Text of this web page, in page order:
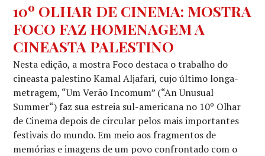
NOTÍCIAS ,
NOTÍCIAS
DE
FILMES
10º OLHAR DE CINEMA: MOSTRA
FOCO FAZ HOMENAGEM A
CINEASTA PALESTINO
Nesta edição, a mostra Foco destaca o trabalho do
cineasta palestino Kamal Aljafari, cujo último longa-
metragem, “Um Verão Incomum” (“An Unusual
Summer“) faz sua estreia sul-americana no 10º Olhar
de Cinema depois de circular pelos mais importantes
festivais do mundo. Em meio aos fragmentos de
memórias e imagens de um povo confrontado com o